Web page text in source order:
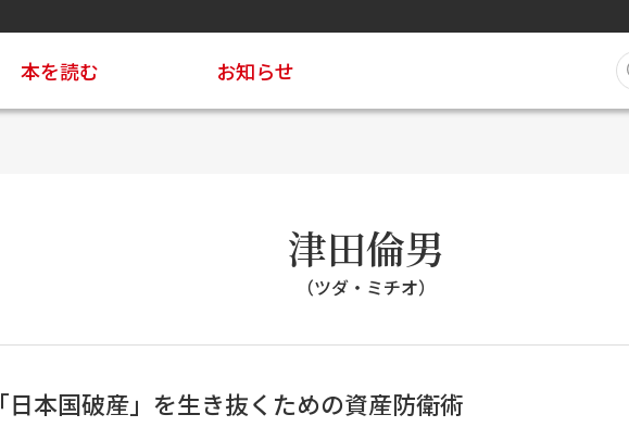
本を読む お知らせ
津田倫男
（ツダ・ミチオ）
「日本国破産」を生き抜くための資産防衛術